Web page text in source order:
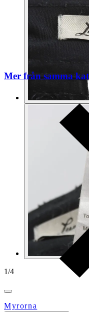
1/4
Myrorna
Mer från samma